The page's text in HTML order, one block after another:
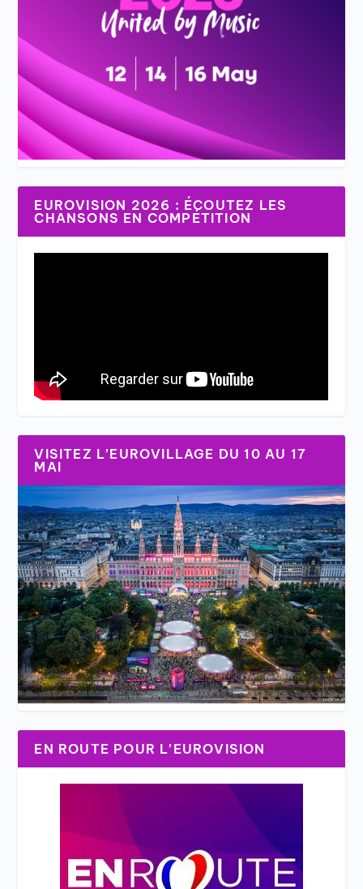
EUROVISION 2026 : ÉCOUTEZ LES
CHANSONS EN COMPÉTITION
VISITEZ L’EUROVILLAGE DU 10 AU 17
MAI
EN ROUTE POUR L’EUROVISION